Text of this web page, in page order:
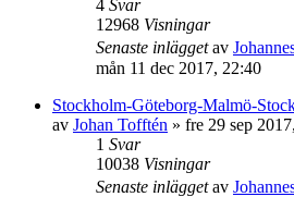
4 Svar
12968 Visningar
Senaste inläggetav
mån 11 dec 2017, 22:40
Stockholm-Göteborg-Malmö-
av Johan Tofftén » fre 29 sep
1 Svar
10038 Visningar
Senaste inläggetav